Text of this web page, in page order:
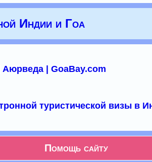
Индии и Гоа
| GoaBay.com
туристической визы в
Помощь сайту